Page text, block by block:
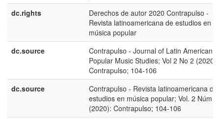
dc.rights
Derechos de autor 2020 Contrapulso -
Revista latinoamericana de estudios en
música popular
dc.source
Contrapulso - Journal of Latin American
Popular Music Studies; Vol 2 No 2 (2020):
Contrapulso; 104-106
dc.source
Contrapulso - Revista latinoamericana de
estudios en música popular; Vol. 2 Núm. 2
(2020): Contrapulso; 104-106